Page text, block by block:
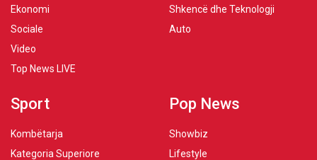
Ekonomi
Sociale
Video
Top News LIVE
Shkencë dhe Teknologji
Auto
Sport
Kombëtarja
Kategoria Superiore
Pop News
Showbiz
Lifestyle